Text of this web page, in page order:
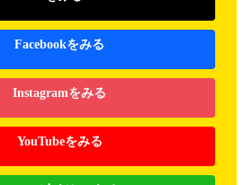
Facebookをみる
Instagramをみる
YouTubeをみる